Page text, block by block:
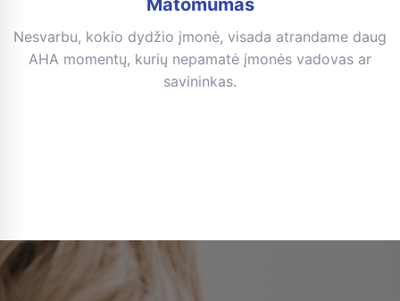
Matomumas
Nesvarbu, kokio dydžio įmonė, visada atrandame daug
AHA momentų, kurių nepamatė įmonės vadovas ar
savininkas.